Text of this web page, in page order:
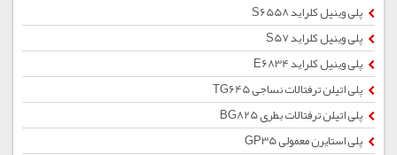
پلی وینیل کلراید S6558
پلی وینیل کلراید S57
پلی وینیل کلراید E6834
پلی اتیلن ترفتالات نساجی TG645
پلی اتیلن ترفتالات بطری BG825
پلی استایرن معمولی GP35